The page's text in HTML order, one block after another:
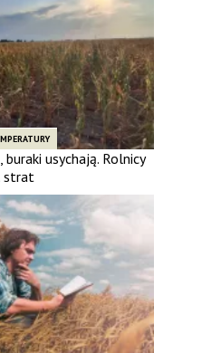
usychają. Rolnicy
strat